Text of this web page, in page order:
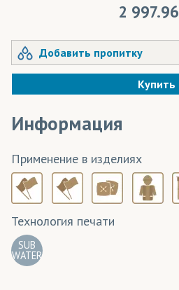
2 997.96
Добавить пропитку
Купить
Информация
Применение в изделиях
Технология печати
SUB
WATER